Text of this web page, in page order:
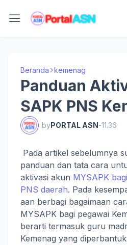
Beranda kemenag
Panduan
SAPK PNS
byPORTAL ASN-11.36
Pada artikel sebelumnya
panduan dan tata cara
aktivasi akun MYSAPK
PNS daerah. Pada
aan berbagi bagaimaan
MYSAPK bagi pegawai
berarti termasuk guru
Kemenag yang